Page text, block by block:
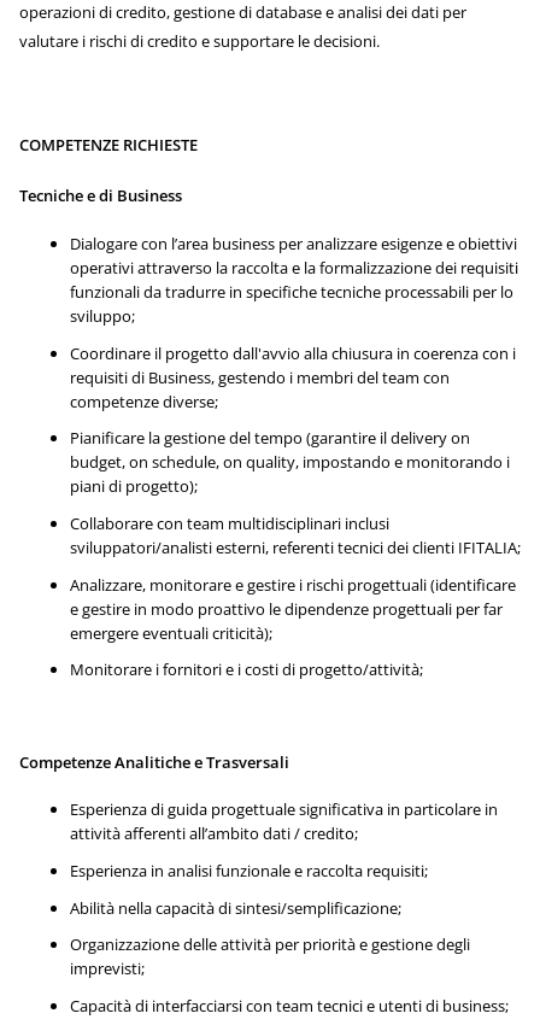
operazioni di credito, gestione di database e analisi dei dati per
valutare i rischi di credito e supportare le decisioni.
COMPETENZE RICHIESTE
Tecniche e di Business
Dialogare con l’area business per analizzare esigenze e obiettivi
operativi attraverso la raccolta e la formalizzazione dei requisiti
funzionali da tradurre in specifiche tecniche processabili per lo
sviluppo;
Coordinare il progetto dall'avvio alla chiusura in coerenza con i
requisiti di Business, gestendo i membri del team con
competenze diverse;
Pianificare la gestione del tempo (garantire il delivery on
budget, on schedule, on quality, impostando e monitorando i
piani di progetto);
Collaborare con team multidisciplinari inclusi
sviluppatori/analisti esterni, referenti tecnici dei clienti IFITALIA;
Analizzare, monitorare e gestire i rischi progettuali (identificare
e gestire in modo proattivo le dipendenze progettuali per far
emergere eventuali criticità);
Monitorare i fornitori e i costi di progetto/attività;
Competenze Analitiche e Trasversali
Esperienza di guida progettuale significativa in particolare in
attività afferenti all’ambito dati / credito;
Esperienza in analisi funzionale e raccolta requisiti;
Abilità nella capacità di sintesi/semplificazione;
Organizzazione delle attività per priorità e gestione degli
imprevisti;
Capacità di interfacciarsi con team tecnici e utenti di business;